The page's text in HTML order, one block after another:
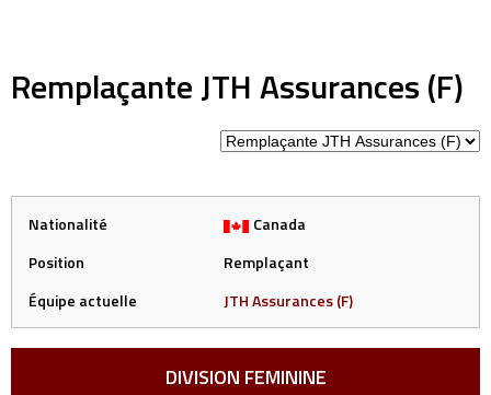
Remplaçante JTH Assurances (F)
Nationalité
Canada
Position
Remplaçant
Équipe actuelle
JTH Assurances (F)
DIVISION FEMININE